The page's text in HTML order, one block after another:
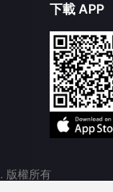
下載 APP
. 版權所有